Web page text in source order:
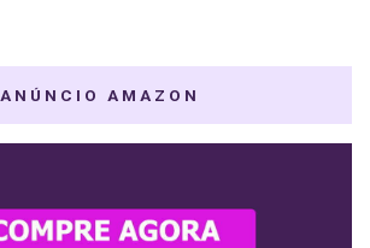
ANÚNCIO AMAZON